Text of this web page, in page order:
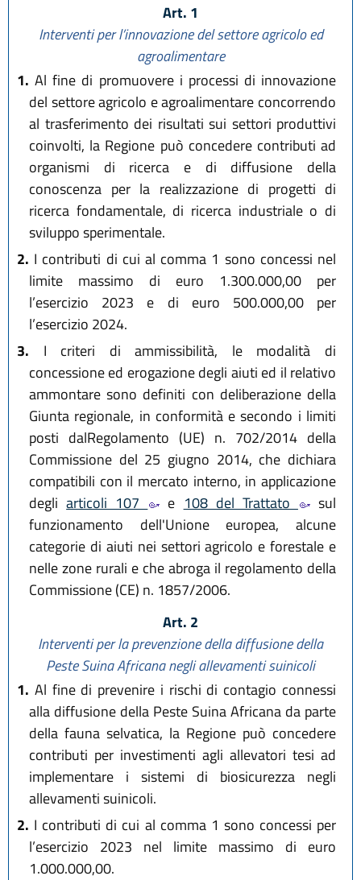
Art. 1
Interventi per l’innovazione del settore agricolo ed
agroalimentare
1. Al fine di promuovere i processi di innovazione
del settore agricolo e agroalimentare concorrendo
al trasferimento dei risultati sui settori produttivi
coinvolti, la Regione può concedere contributi ad
organismi di ricerca e di diffusione della
conoscenza per la realizzazione di progetti di
ricerca fondamentale, di ricerca industriale o di
sviluppo sperimentale.
2. I contributi di cui al comma 1 sono concessi nel
limite massimo di euro 1.300.000,00 per
l’esercizio 2023 e di euro 500.000,00 per
l’esercizio 2024.
3. I criteri di ammissibilità, le modalità di
concessione ed erogazione degli aiuti ed il relativo
ammontare sono definiti con deliberazione della
Giunta regionale, in conformità e secondo i limiti
posti dalRegolamento (UE) n. 702/2014 della
Commissione del 25 giugno 2014, che dichiara
compatibili con il mercato interno, in applicazione
degliarticoli 107 e 108 del Trattato
sul
funzionamento dell'Unione europea, alcune
categorie di aiuti nei settori agricolo e forestale e
nelle zone rurali e che abroga il regolamento della
Commissione (CE) n. 1857/2006.
Art. 2
Interventi per la prevenzione della diffusione della
Peste Suina Africana negli allevamenti suinicoli
1. Al fine di prevenire i rischi di contagio connessi
alla diffusione della Peste Suina Africana da parte
della fauna selvatica, la Regione può concedere
contributi per investimenti agli allevatori tesi ad
implementare i sistemi di biosicurezza negli
allevamenti suinicoli.
2. I contributi di cui al comma 1 sono concessi per
l’esercizio 2023 nel limite massimo di euro
1.000.000,00.